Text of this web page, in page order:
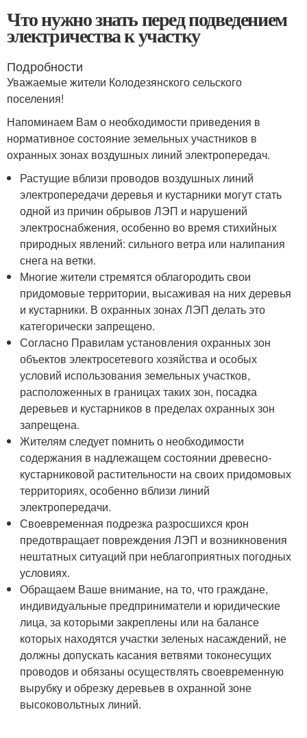
Что нужно знать перед подведением
электричества к участку
Подробности
Уважаемые жители Колодезянского сельского
поселения!
Напоминаем Вам о необходимости приведения в
нормативное состояние земельных участников в
охранных зонах воздушных линий электропередач.
Растущие вблизи проводов воздушных линий
электропередачи деревья и кустарники могут стать
одной из причин обрывов ЛЭП и нарушений
электроснабжения, особенно во время стихийных
природных явлений: сильного ветра или налипания
снега на ветки.
Многие жители стремятся облагородить свои
придомовые территории, высаживая на них деревья
и кустарники. В охранных зонах ЛЭП делать это
категорически запрещено.
Согласно Правилам установления охранных зон
объектов электросетевого хозяйства и особых
условий использования земельных участков,
расположенных в границах таких зон, посадка
деревьев и кустарников в пределах охранных зон
запрещена.
Жителям следует помнить о необходимости
содержания в надлежащем состоянии древесно-
кустарниковой растительности на своих придомовых
территориях, особенно вблизи линий
электропередачи.
Своевременная подрезка разросшихся крон
предотвращает повреждения ЛЭП и возникновения
нештатных ситуаций при неблагоприятных погодных
условиях.
Обращаем Ваше внимание, на то, что граждане,
индивидуальные предприниматели и юридические
лица, за которыми закреплены или на балансе
которых находятся участки зеленых насаждений, не
должны допускать касания ветвями токонесущих
проводов и обязаны осуществлять своевременную
вырубку и обрезку деревьев в охранной зоне
высоковольтных линий.